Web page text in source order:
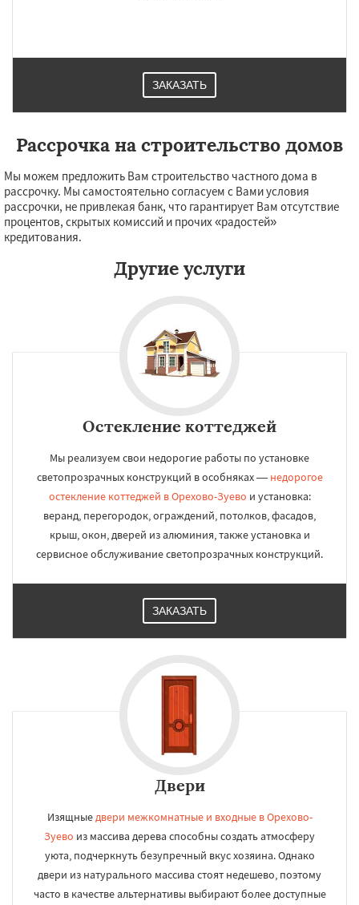
ЗАКАЗАТЬ
Рассрочка на строительство домов
Мы можем предложить Вам строительство частного дома в
рассрочку. Мы самостоятельно согласуем с Вами условия
рассрочки, не привлекая банк, что гарантирует Вам отсутствие
процентов, скрытых комиссий и прочих «радостей»
кредитования.
Другие услуги
Остекление коттеджей
Мы реализуем свои недорогие работы по установке
светопрозрачных конструкций в особняках — недорогое
остекление коттеджей в Орехово-Зуево и установка:
веранд, перегородок, ограждений, потолков, фасадов,
крыш, окон, дверей из алюминия, также установка и
сервисное обслуживание светопрозрачных конструкций.
ЗАКАЗАТЬ
Двери
Изящныедвери межкомнатные и входные в Орехово-
Зуево из массива дерева способны создать атмосферу
уюта, подчеркнуть безупречный вкус хозяина. Однако
двери из натурального массива стоят недешево, поэтому
часто в качестве альтернативы выбирают более доступные